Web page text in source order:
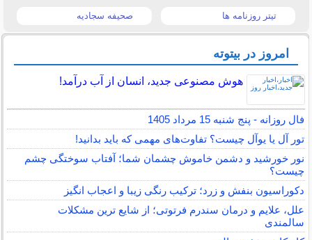
تیتر روزنامه ها صحیفه سجادیه
امروز در بیتوته
هوش مصنوعی جدید، انسان از آب درآمد!
فال روزانه - پنج شنبه 15 مرداد 1405
تور آل یا یوآل چیست؟ تفاوت‌های مهمی که باید بدانید!
نور خورشید و دشمن خاموش چشمان شما؛ آفتاب سوختگی چشم
چیست؟
دکوراسیون بنفش و زرد؛ ترکیب رنگی زیبا و اعجاب انگیز
علل، علایم و درمان سندرم فرتوتی؛ از شایع ترین مشکلات
سالمندی